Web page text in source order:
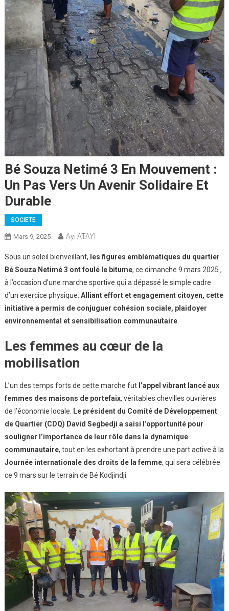
Bé Souza Netimé 3 En Mouvement :
Un Pas Vers Un Avenir Solidaire Et
Durable
SOCIETE
Mars 9, 2025 Ayi ATAYI
Sous un soleil bienveillant, les figures emblématiques du quartier
Bé Souza Netimé 3 ont foulé le bitume, ce dimanche 9 mars 2025 ,
à l’occasion d’une marche sportive qui a dépassé le simple cadre
d’un exercice physique. Alliant effort et engagement citoyen, cette
initiative a permis de conjuguer cohésion sociale, plaidoyer
environnemental et sensibilisation communautaire.
Les femmes au cœur de la
mobilisation
L’un des temps forts de cette marche fut l’appel vibrant lancé aux
femmes des maisons de portefaix, véritables chevilles ouvrières
de l’économie locale. Le président du Comité de Développement
de Quartier (CDQ) David Segbedji a saisi l’opportunité pour
souligner l’importance de leur rôle dans la dynamique
communautaire, tout en les exhortant à prendre une part active à la
Journée internationale des droits de la femme, qui sera célébrée
ce 9 mars sur le terrain de Bé Kodjindji.